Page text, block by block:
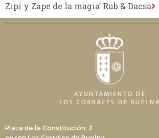
Zipi y Zape de la magia’ Rub & Dacsa
Plaza de la Constitución, 2